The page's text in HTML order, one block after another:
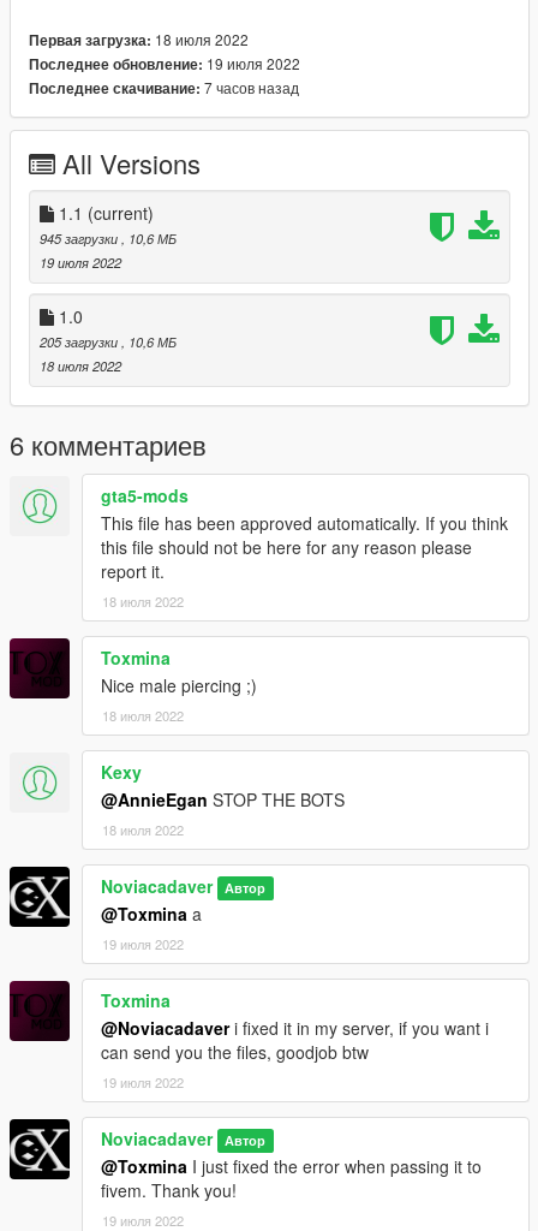
Первая загрузка: 18 июля 2022
Последнее обновление: 19 июля 2022
Последнее скачивание: 7 часов назад
All Versions
1.1 (current)
945 загрузки
, 10,6 МБ
19 июля 2022
1.0
205 загрузки
, 10,6 МБ
18 июля 2022
6 комментариев
gta5-mods
This file has been approved automatically. If you think
this file should not be here for any reason please
report it.
18 июля 2022
Toxmina
Nice male piercing ;)
18 июля 2022
Kexy
@AnnieEgan STOP THE BOTS
18 июля 2022
Noviacadaver Автор
@Toxmina a
19 июля 2022
Toxmina
@Noviacadaveri fixed it in my server, if you want i
can send you the files, goodjob btw
19 июля 2022
Noviacadaver Автор
@Toxmina I just fixed the error when passing it to
fivem. Thank you!
19 июля 2022